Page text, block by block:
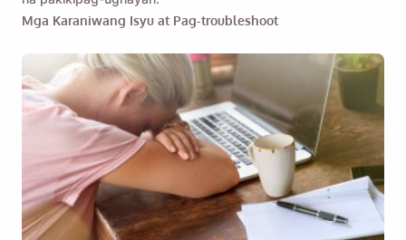
Mga Karaniwang Isyu at Pag-troubleshoot
Sa pamamagitan ng pagsuri sa opsyong ito, sumasang-
ayon ka sa amingPatakaran sa Privacy.
Ipadala